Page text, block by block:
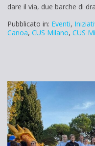
dare il via, due barche di
Pubblicato in: Eventi,
Canoa, CUS Milano, CUS